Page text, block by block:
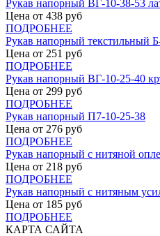
Рукав напорный ВГ-10-38-53
Цена от 438 руб
ПОДРОБНЕЕ
Рукав напорный текстильный
Цена от 251 руб
ПОДРОБНЕЕ
Рукав напорный ВГ-10-25-40
Цена от 299 руб
ПОДРОБНЕЕ
Рукав напорный П7-10-25-38
Цена от 276 руб
ПОДРОБНЕЕ
Рукав напорный с нитяной
Цена от 218 руб
ПОДРОБНЕЕ
Рукав напорный с нитяным
Цена от 185 руб
ПОДРОБНЕЕ
КАРТА САЙТА